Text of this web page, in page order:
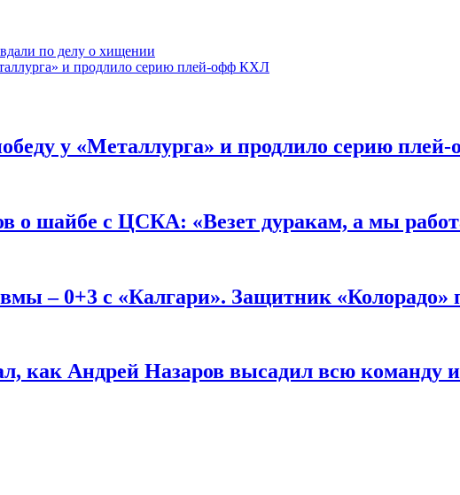
по делу о хищении
и продлило серию плей-офф КХЛ
у «Металлурга» и продлило серию
о шайбе с ЦСКА: «Везет дуракам, а мы
– 0+3 с «Калгари». Защитник «Колорадо»
как Андрей Назаров высадил всю команду